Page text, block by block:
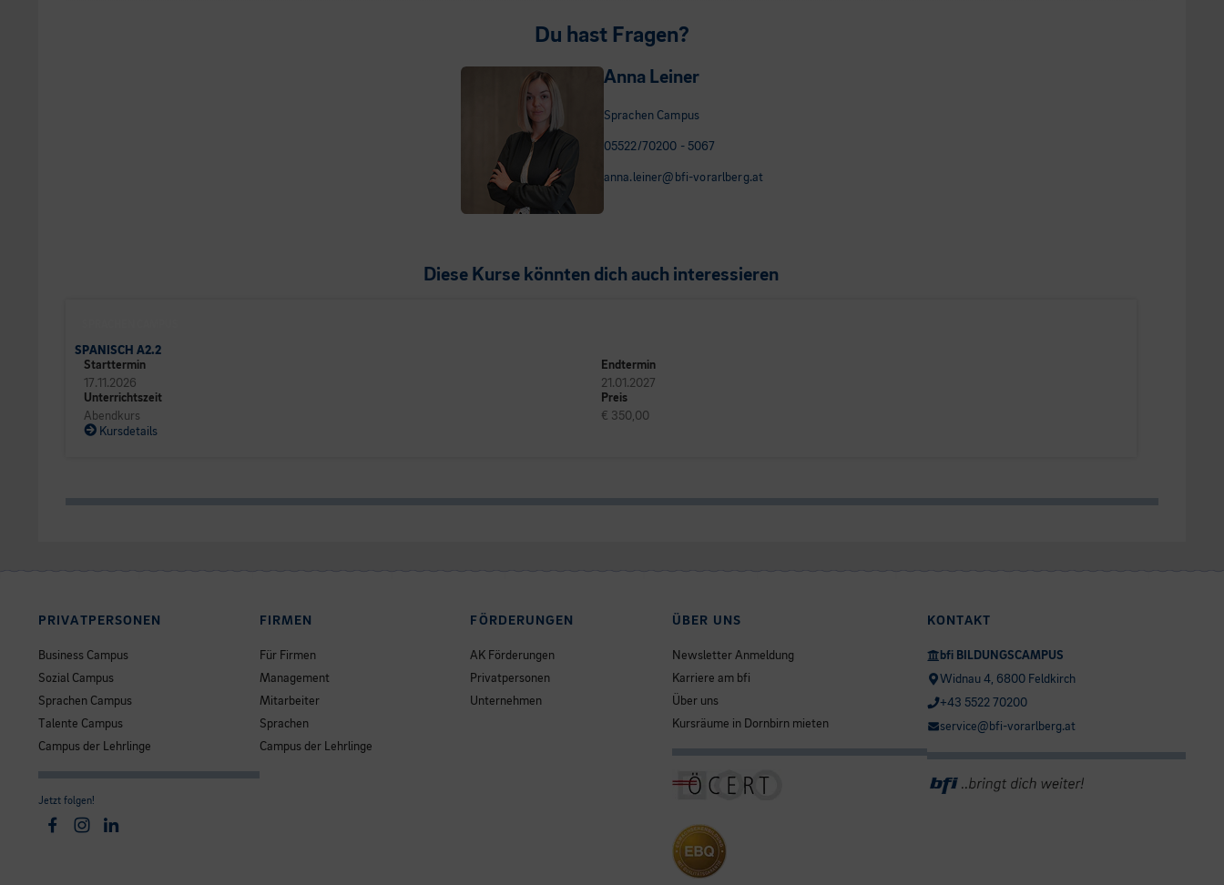
Du hast Fragen?
Anna Leiner
Sprachen Campus
05522/70200 - 5067
anna.leiner@bfi-vorarlberg.at
Diese Kurse könnten dich auch interessieren
SPANISCH A2.2
Starttermin
17.11.2026
Endtermin
21.01.2027
Unterrichtszeit
Abendkurs
Preis
€ 350,00
Kursdetails
PRIVATPERSONEN
Business Campus
Sozial Campus
Sprachen Campus
Talente Campus
Campus der Lehrlinge
Jetzt folgen!
Facebook
Instagram
Linkedin
FIRMEN
Für Firmen
Management
Mitarbeiter
Sprachen
Campus der Lehrlinge
FÖRDERUNGEN
AK Förderungen
Privatpersonen
Unternehmen
ÜBER UNS
Newsletter Anmeldung
Karriere am bfi
Über uns
Kursräume in Dornbirn mieten
KONTAKT
bfi BILDUNGSCAMPUS
Widnau 4, 6800 Feldkirch
+43 5522 70200
service@bfi-vorarlberg.at